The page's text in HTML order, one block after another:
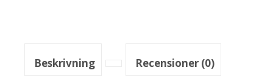
mängd
Beskrivning Recensioner (0)